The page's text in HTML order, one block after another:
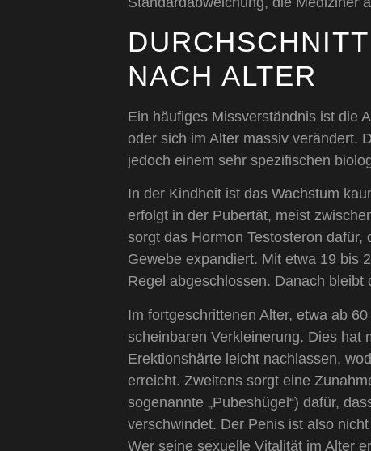
DURCHSCHNITT
ACH ALTER
Ein häufiges Missverständnis ist die
oder sich im Alter massiv verändert.
jedoch einem sehr spezifischen
In der Kindheit ist das Wachstum
erfolgt in der Pubertät, meist
sorgt das Hormon Testosteron
Gewebe expandiert. Mit etwa 19 bis
Regel abgeschlossen. Danach
Im fortgeschrittenen Alter, etwa ab
scheinbaren Verkleinerung. Dies hat
Erektionshärte leicht nachlassen,
erreicht. Zweitens sorgt eine
sogenannte „Pubeshügel“) dafür,
verschwindet. Der Penis ist also
Wer seine sexuelle Vitalität im Alter